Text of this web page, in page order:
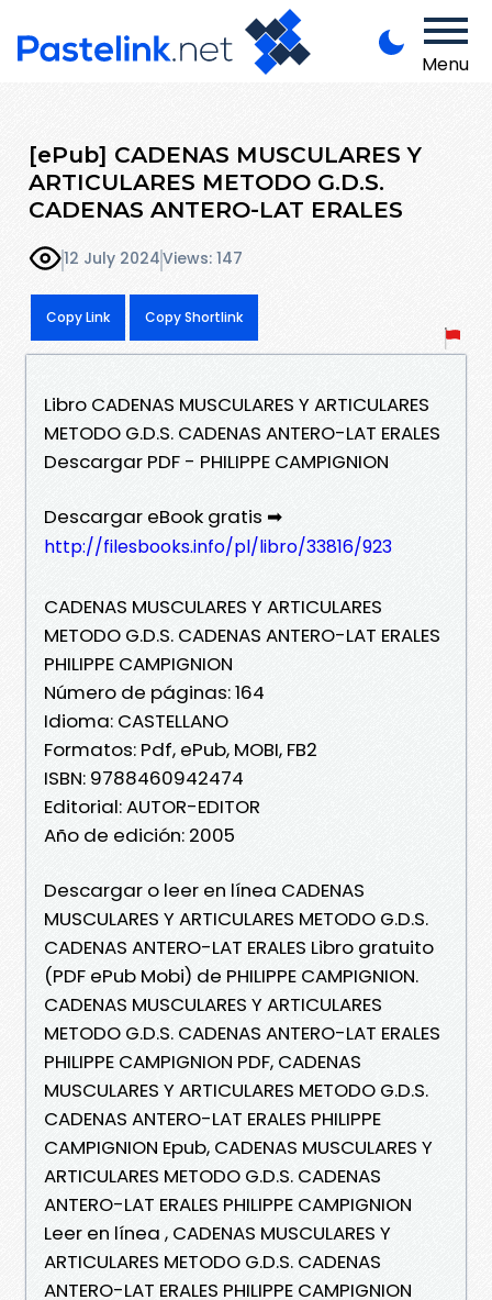
Menu
[ePub] CADENAS MUSCULARES Y
ARTICULARES METODO G.D.S.
CADENAS ANTERO-LAT ERALES
12 July 2024Views: 147
Copy Link Copy Shortlink
Libro CADENAS MUSCULARES Y ARTICULARES
METODO G.D.S. CADENAS ANTERO-LAT ERALES
Descargar PDF - PHILIPPE CAMPIGNION
Descargar eBook gratis ➡
http://filesbooks.info/pl/libro/33816/923
CADENAS MUSCULARES Y ARTICULARES
METODO G.D.S. CADENAS ANTERO-LAT ERALES
PHILIPPE CAMPIGNION
Número de páginas: 164
Idioma: CASTELLANO
Formatos: Pdf, ePub, MOBI, FB2
ISBN: 9788460942474
Editorial: AUTOR-EDITOR
Año de edición: 2005
Descargar o leer en línea CADENAS
MUSCULARES Y ARTICULARES METODO G.D.S.
CADENAS ANTERO-LAT ERALES Libro gratuito
(PDF ePub Mobi) de PHILIPPE CAMPIGNION.
CADENAS MUSCULARES Y ARTICULARES
METODO G.D.S. CADENAS ANTERO-LAT ERALES
PHILIPPE CAMPIGNION PDF, CADENAS
MUSCULARES Y ARTICULARES METODO G.D.S.
CADENAS ANTERO-LAT ERALES PHILIPPE
CAMPIGNION Epub, CADENAS MUSCULARES Y
ARTICULARES METODO G.D.S. CADENAS
ANTERO-LAT ERALES PHILIPPE CAMPIGNION
Leer en línea , CADENAS MUSCULARES Y
ARTICULARES METODO G.D.S. CADENAS
ANTERO-LAT ERALES PHILIPPE CAMPIGNION